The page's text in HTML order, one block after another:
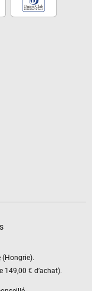
(Hongrie).
149,00 € d’achat).